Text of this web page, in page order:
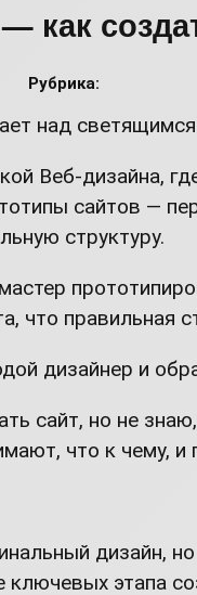
Рубрика:
Веб-дизайна,
сайтов —
структуру.
что правильная
дизайнер и
сайт, но не
что к чему,
дизайн,
этапа